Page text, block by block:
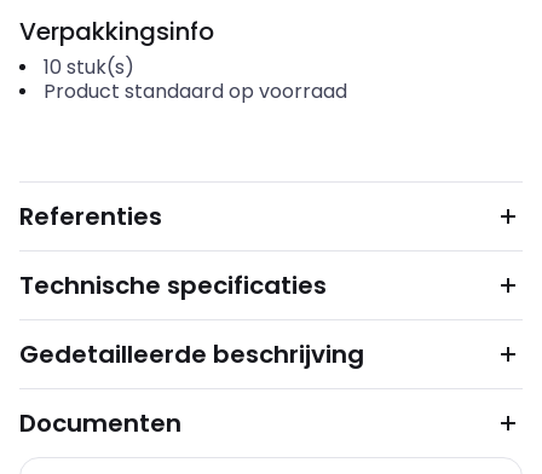
Verpakkingsinfo
10 stuk(s)
Product standaard op voorraad
Referenties
Technische specificaties
Gedetailleerde beschrijving
Documenten